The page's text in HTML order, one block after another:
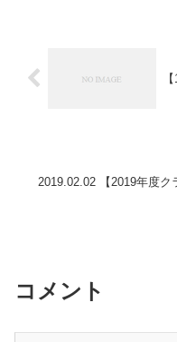
2019.02.02 【2019年度ク
コメント